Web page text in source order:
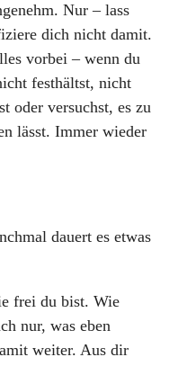
Nur – lass
dich nicht damit.
vorbei – wenn du
festhältst, nicht
oder versuchst, es zu
lässt. Immer wieder
dauert es etwas
frei du bist. Wie
nur, was eben
weiter. Aus dir